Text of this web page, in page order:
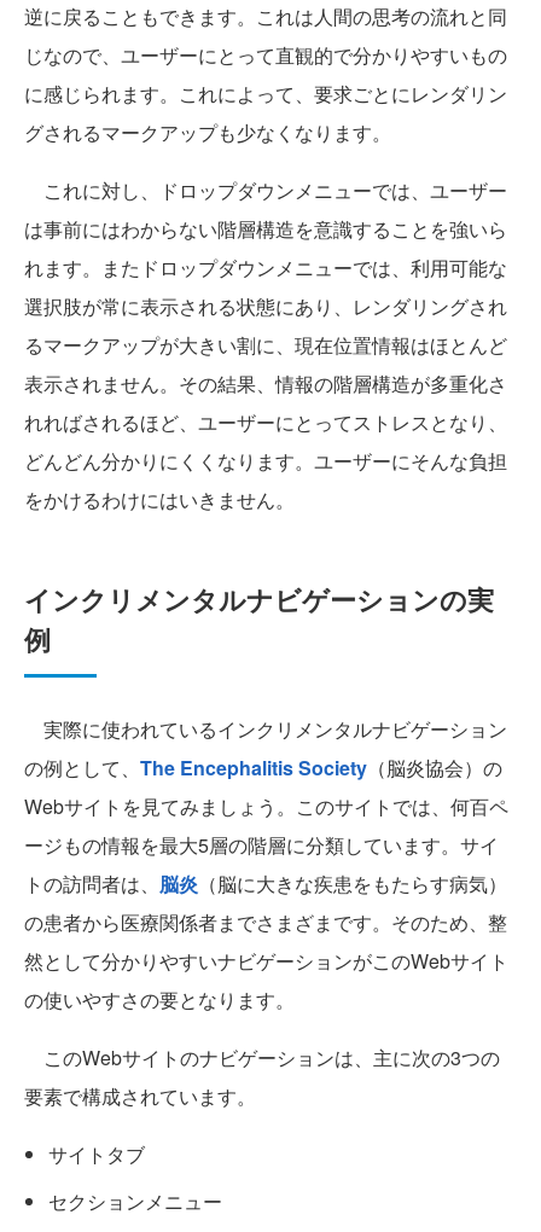
逆に戻ることもできます。これは人間の思考の流れと同
じなので、ユーザーにとって直観的で分かりやすいもの
に感じられます。これによって、要求ごとにレンダリン
グされるマークアップも少なくなります。
これに対し、ドロップダウンメニューでは、ユーザー
は事前にはわからない階層構造を意識することを強いら
れます。またドロップダウンメニューでは、利用可能な
選択肢が常に表示される状態にあり、レンダリングされ
るマークアップが大きい割に、現在位置情報はほとんど
表示されません。その結果、情報の階層構造が多重化さ
れればされるほど、ユーザーにとってストレスとなり、
どんどん分かりにくくなります。ユーザーにそんな負担
をかけるわけにはいきません。
インクリメンタルナビゲーションの実
例
実際に使われているインクリメンタルナビゲーション
の例として、 The Encephalitis Society （脳炎協会）の
Webサイトを見てみましょう。このサイトでは、何百ペ
ージもの情報を最大5層の階層に分類しています。サイ
トの訪問者は、 脳炎 （脳に大きな疾患をもたらす病気）
の患者から医療関係者までさまざまです。そのため、整
然として分かりやすいナビゲーションがこのWebサイト
の使いやすさの要となります。
このWebサイトのナビゲーションは、主に次の3つの
要素で構成されています。
サイトタブ
セクションメニュー